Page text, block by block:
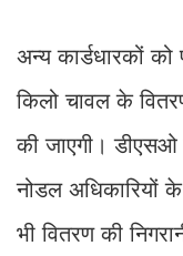
अन्य कार्डधारकों
किलो चावल के वितरण
की जाएगी। डीएसओ
नोडल अधिकारियों
भी वितरण की